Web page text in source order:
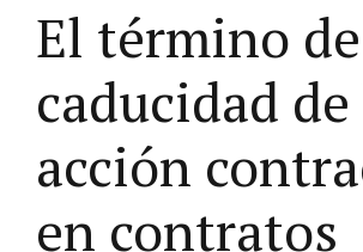
El término de
caducidad
acción
en contratos